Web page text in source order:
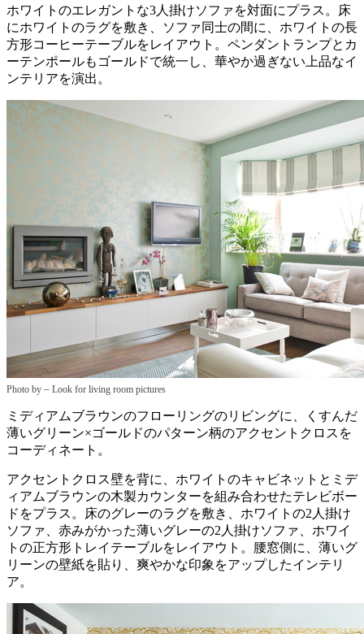
ホワイトのエレガントな3人掛けソファを対面にプラス。床
にホワイトのラグを敷き、ソファ同士の間に、ホワイトの長
方形コーヒーテーブルをレイアウト。ペンダントランプとカ
ーテンポールもゴールドで統一し、華やか過ぎない上品なイ
ンテリアを演出。
Photo by – Look for living room pictures
ミディアムブラウンのフローリングのリビングに、くすんだ
薄いグリーン×ゴールドのパターン柄のアクセントクロスを
コーディネート。
アクセントクロス壁を背に、ホワイトのキャビネットとミデ
ィアムブラウンの木製カウンターを組み合わせたテレビボー
ドをプラス。床のグレーのラグを敷き、ホワイトの2人掛け
ソファ、赤みがかった薄いグレーの2人掛けソファ、ホワイ
トの正方形トレイテーブルをレイアウト。腰窓側に、薄いグ
リーンの壁紙を貼り、爽やかな印象をアップしたインテリ
ア。